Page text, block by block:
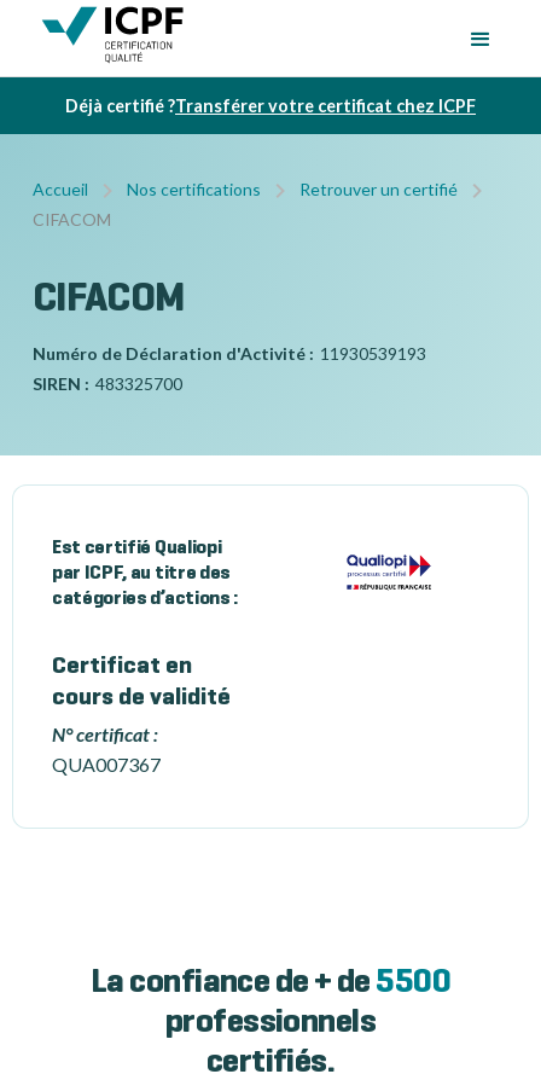
Déjà certifié ?Transférer votre certificat chez ICPF
Accueil Nos certifications
Retrouver un certifié
CIFACOM
CIFACOM
Numéro de Déclaration d'Activité : 11930539193
SIREN : 483325700
Est certifié Qualiopi
par ICPF, au titre des
catégories d’actions :
Certificat en
cours de validité
N° certificat :
QUA007367
La confiance de + de 5500
professionnels
certifiés.